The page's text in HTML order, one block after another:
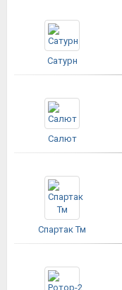
Сатурн
Салют
Спартак Тм